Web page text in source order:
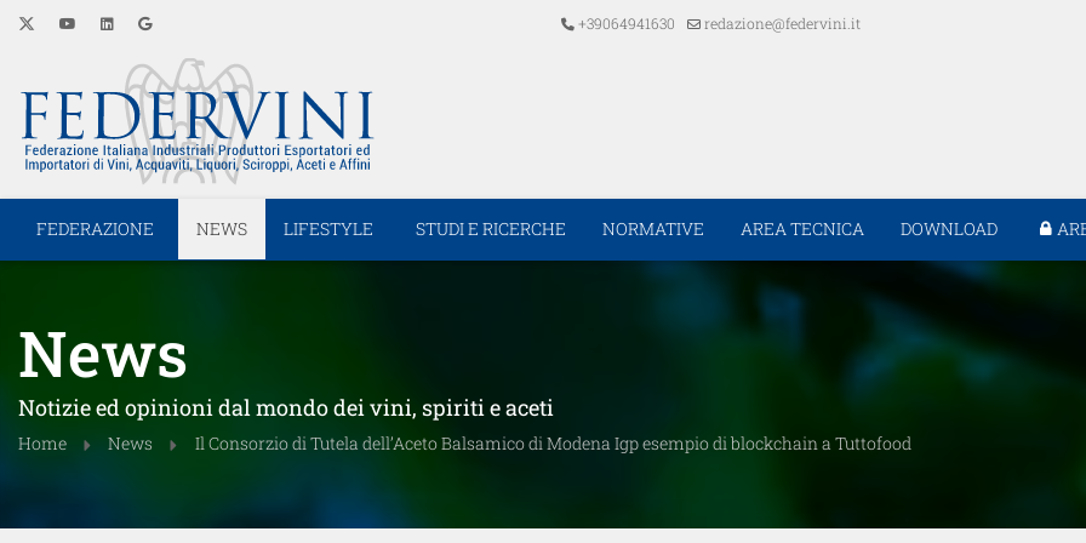
+39064941630 redazione@federvini.it
FEDERAZIONE NEWS LIFESTYLE STUDI E RICERCHE NORMATIVE AREA TECNICA DOWNLOAD
News
Notizie ed opinioni dal mondo dei vini, spiriti e aceti
Home News Il Consorzio di Tutela dell’Aceto Balsamico di Modena Igp esempio di blockchain a Tuttofood